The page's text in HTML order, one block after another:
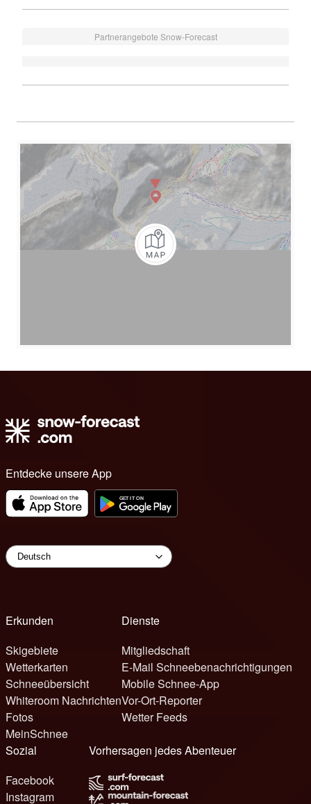
Partnerangebote Snow-Forecast
Entdecke unsere App
Erkunden
Skigebiete
Wetterkarten
Schneeübersicht
Whiteroom Nachrichten
Fotos
MeinSchnee
Dienste
Mitgliedschaft
E-Mail Schneebenachrichtigungen
Mobile Schnee-App
Vor-Ort-Reporter
Wetter Feeds
Sozial
Facebook
Instagram
Vorhersagen jedes Abenteuer